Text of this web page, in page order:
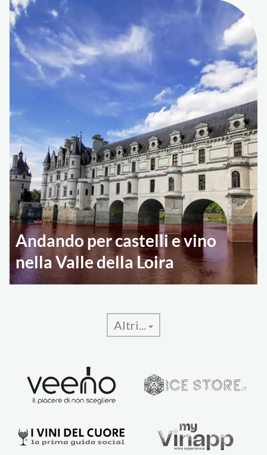
Andando per castelli e vino
nella Valle della Loira
Altri...